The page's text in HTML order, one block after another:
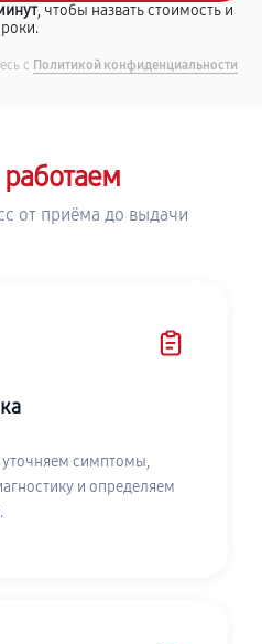
, чтобы назвать стоимость и
с Политикой конфиденциальности
работаем
от приёма до выдачи
симптомы,
и определяем